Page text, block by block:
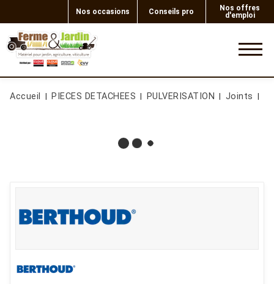
Nos occasions Conseils pro
Nos offres
d'emploi
Accueil PIECES DETACHEES PULVERISATION Joints